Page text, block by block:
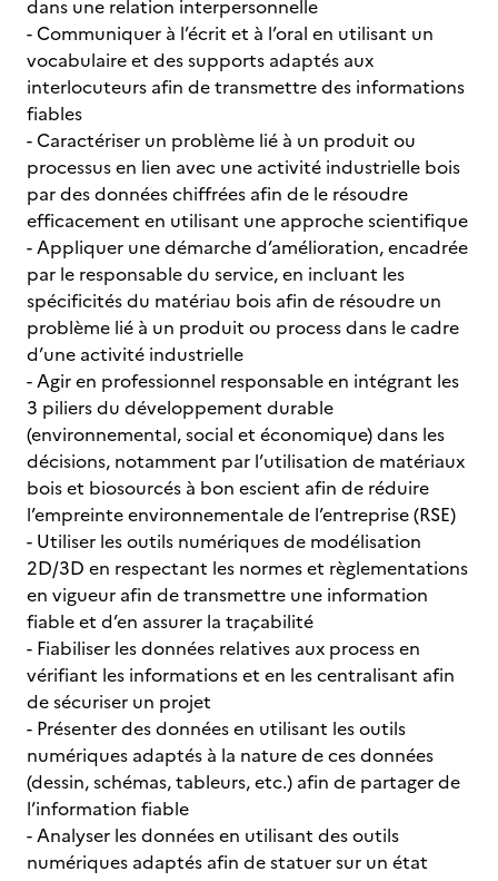
dans une relation interpersonnelle
- Communiquer à l’écrit et à l’oral en utilisant un
vocabulaire et des supports adaptés aux
interlocuteurs afin de transmettre des informations
fiables
- Caractériser un problème lié à un produit ou
processus en lien avec une activité industrielle bois
par des données chiffrées afin de le résoudre
efficacement en utilisant une approche scientifique
- Appliquer une démarche d’amélioration, encadrée
par le responsable du service, en incluant les
spécificités du matériau bois afin de résoudre un
problème lié à un produit ou process dans le cadre
d’une activité industrielle
- Agir en professionnel responsable en intégrant les
3 piliers du développement durable
(environnemental, social et économique) dans les
décisions, notamment par l’utilisation de matériaux
bois et biosourcés à bon escient afin de réduire
l’empreinte environnementale de l’entreprise (RSE)
- Utiliser les outils numériques de modélisation
2D/3D en respectant les normes et règlementations
en vigueur afin de transmettre une information
fiable et d’en assurer la traçabilité
- Fiabiliser les données relatives aux process en
vérifiant les informations et en les centralisant afin
de sécuriser un projet
- Présenter des données en utilisant les outils
numériques adaptés à la nature de ces données
(dessin, schémas, tableurs, etc.) afin de partager de
l’information fiable
- Analyser les données en utilisant des outils
numériques adaptés afin de statuer sur un état